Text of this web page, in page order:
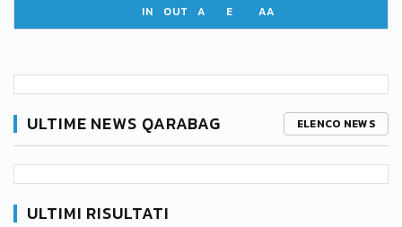
IN OUT A E AA
ULTIME NEWS QARABAG ELENCO NEWS
ULTIMI RISULTATI